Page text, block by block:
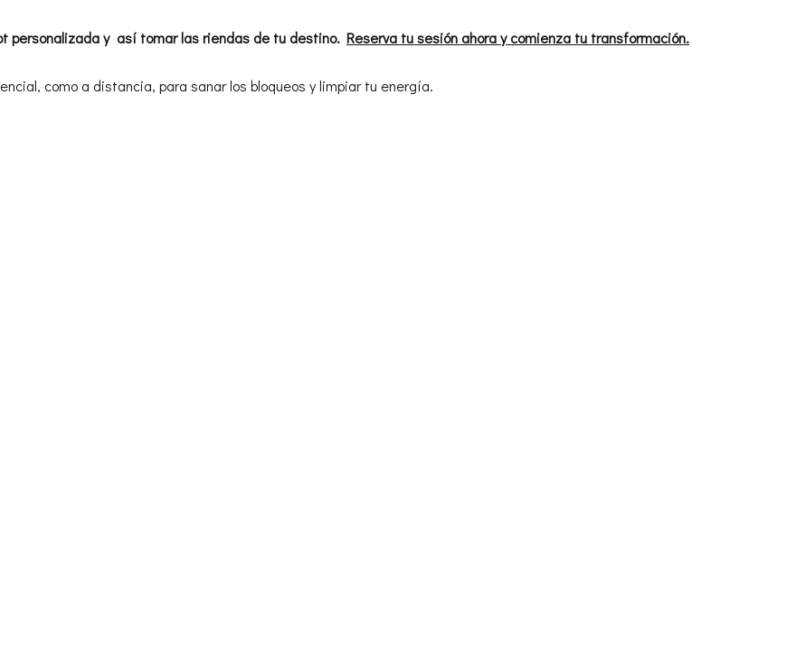
personalizada y así tomar las riendas de tu destino. Reserva tu sesión ahora y comienza tu transformación.
como a distancia, para sanar los bloqueos y limpiar tu energía.